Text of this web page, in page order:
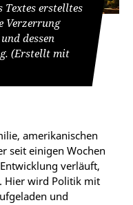
Textes erstelltes
Verzerrung
dessen
(Erstellt mit
amerikanischen
seit einigen Wochen
verläuft,
Hier wird Politik mit
und